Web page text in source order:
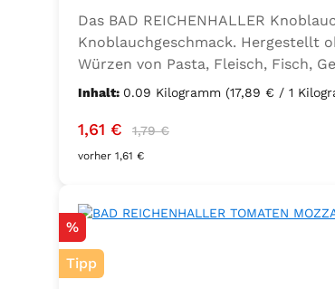
Das BAD REICHENHALLER
Knoblauchgeschmack. Hergestellt
Würzen von Pasta, Fleisch, Fisch,
Sellerie, Zwiebel, Basilikum, Dill,
Inhalt: 0.09 Kilogramm (17,89 € / 1
Verkaufspreis:
1,61 € Regulärer Preis:
1,79 €
vorher 1,61 €
Rabatt
%
Tipp